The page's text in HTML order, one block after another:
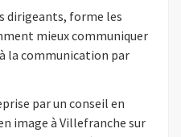
dirigeants, forme les
mieux communiquer
la communication par
par un conseil en
image à Villefranche sur